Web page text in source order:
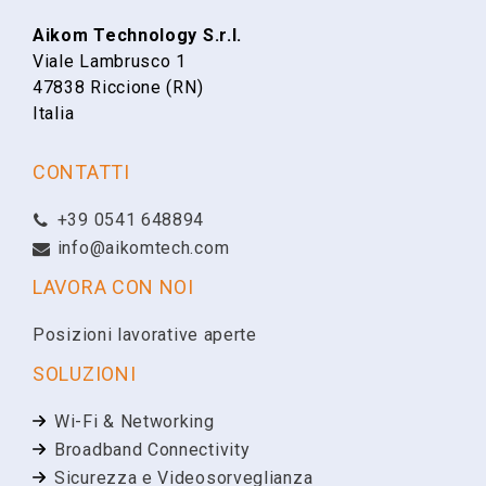
Cognome
Aikom Technology S.r.l.
Viale Lambrusco 1
47838 Riccione (RN)
Italia
CONTATTI
+39 0541 648894
info@aikomtech.com
LAVORA CON NOI
Posizioni lavorative aperte
SOLUZIONI
Wi-Fi & Networking
Broadband Connectivity
Sicurezza e Videosorveglianza